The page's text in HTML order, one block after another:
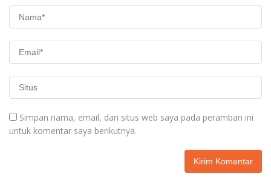
Simpan nama, email, dan situs web saya pada peramban ini
untuk komentar saya berikutnya.